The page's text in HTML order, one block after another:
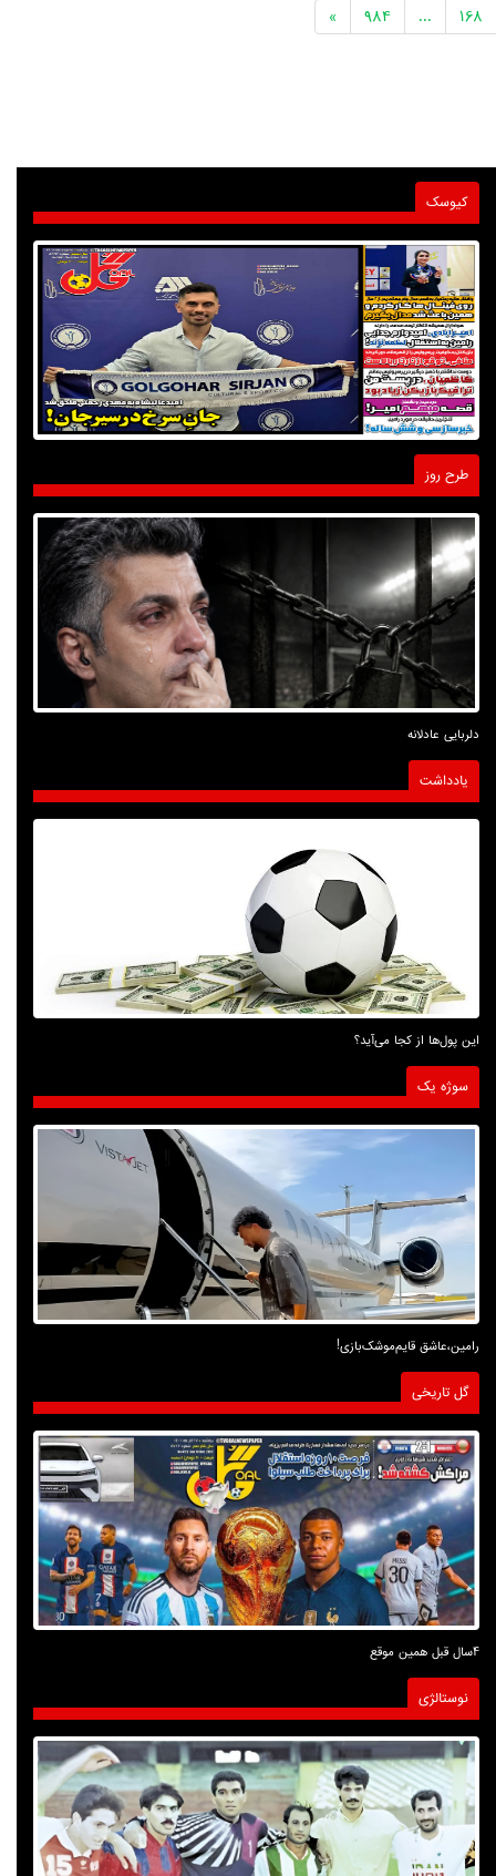
168
...
984
»
کیوسک
طرح روز
دلربایی عادلانه
یادداشت
این پول‌ها از کجا می‌آید؟
سوژه یک
رامین،عاشق قایم‌موشک‌بازی!
گل تاریخی
4سال قبل همین موقع
نوستالژی